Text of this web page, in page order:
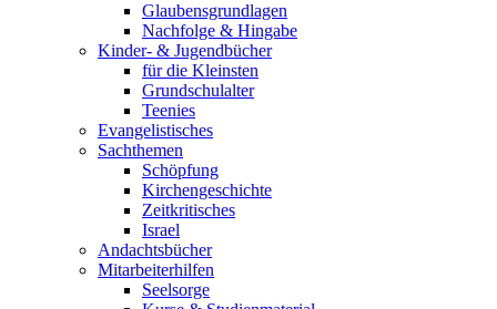
Glaubensgrundlagen
Nachfolge & Hingabe
Kinder- & Jugendbücher
für die Kleinsten
Grundschulalter
Teenies
Evangelistisches
Sachthemen
Schöpfung
Kirchengeschichte
Zeitkritisches
Israel
Andachtsbücher
Mitarbeiterhilfen
Seelsorge